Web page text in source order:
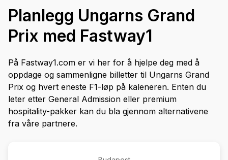
Planlegg Ungarns Grand
Prix med Fastway1
På Fastway1.com er vi her for å hjelpe deg med å
oppdage og sammenligne billetter til Ungarns Grand
Prix og hvert eneste F1-løp på kaleneren. Enten du
leter etter General Admission eller premium
hospitality-pakker kan du bla gjennom alternativene
fra våre partnere.